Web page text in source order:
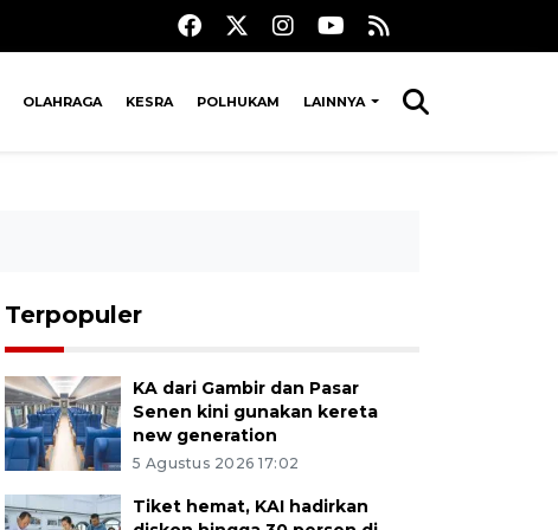
OLAHRAGA KESRA POLHUKAM LAINNYA
Terpopuler
KA dari Gambir dan Pasar
Senen kini gunakan kereta
new generation
5 Agustus 2026 17:02
Tiket hemat, KAI hadirkan